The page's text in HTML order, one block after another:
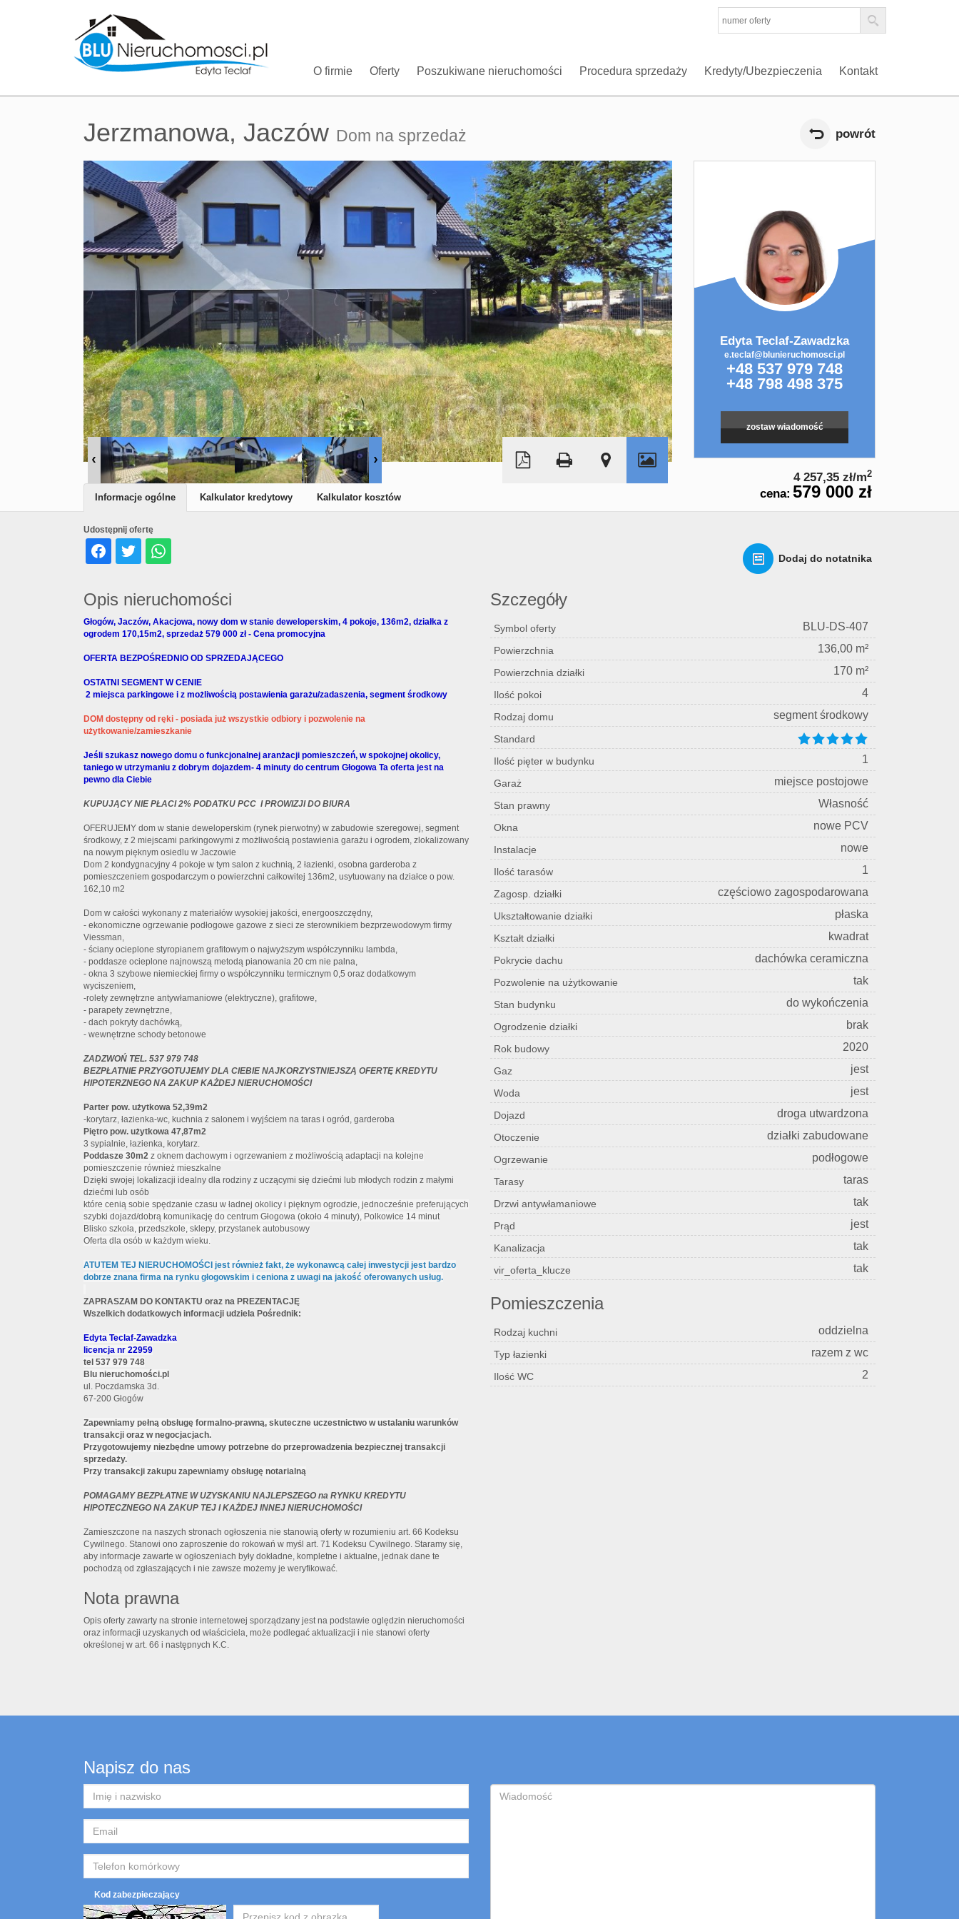
O firmie Oferty Poszukiwane nieruchomości Procedura sprzedaży Kredyty/Ubezpieczenia Kontakt
Jerzmanowa, Jaczów Dom na sprzedaż powrót
Edyta Teclaf-Zawadzka
e.teclaf@blunieruchomosci.pl
+48 537 979 748
+48 798 498 375
zostaw wiadomość
4 257,35 zł/m2
cena: 579 000 zł
Dodaj do notatnika
Udostępnij ofertę
Informacje ogólne Kalkulator kredytowy Kalkulator kosztów
Opis nieruchomości
Głogów, Jaczów, Akacjowa, nowy dom w stanie deweloperskim, 4 pokoje, 136m2, działka z
ogrodem 170,15m2, sprzedaż 579 000 zł - Cena promocyjna
OFERTA BEZPOŚREDNIO OD SPRZEDAJĄCEGO
OSTATNI SEGMENT W CENIE
2 miejsca parkingowe i z możliwością postawienia garażu/zadaszenia, segment środkowy
DOM dostępny od ręki - posiada już wszystkie odbiory i pozwolenie na
użytkowanie/zamieszkanie
Jeśli szukasz nowego domu o funkcjonalnej aranżacji pomieszczeń, w spokojnej okolicy,
taniego w utrzymaniu z dobrym dojazdem- 4 minuty do centrum Głogowa Ta oferta jest na
pewno dla Ciebie
KUPUJĄCY NIE PŁACI 2% PODATKU PCC I PROWIZJI DO BIURA
OFERUJEMY dom w stanie deweloperskim (rynek pierwotny) w zabudowie szeregowej, segment
środkowy, z 2 miejscami parkingowymi z możliwością postawienia garażu i ogrodem, zlokalizowany
na nowym pięknym osiedlu w Jaczowie
Dom 2 kondygnacyjny 4 pokoje w tym salon z kuchnią, 2 łazienki, osobna garderoba z
pomieszczeniem gospodarczym o powierzchni całkowitej 136m2, usytuowany na działce o pow.
162,10 m2
Dom w całości wykonany z materiałów wysokiej jakości, energooszczędny,
- ekonomiczne ogrzewanie podłogowe gazowe z sieci ze sterownikiem bezprzewodowym firmy
Viessman,
- ściany ocieplone styropianem grafitowym o najwyższym współczynniku lambda,
- poddasze ocieplone najnowszą metodą pianowania 20 cm nie palna,
- okna 3 szybowe niemieckiej firmy o współczynniku termicznym 0,5 oraz dodatkowym
wyciszeniem,
-rolety zewnętrzne antywłamaniowe (elektryczne), grafitowe,
- parapety zewnętrzne,
- dach pokryty dachówką,
- wewnętrzne schody betonowe
ZADZWOŃ TEL. 537 979 748
BEZPŁATNIE PRZYGOTUJEMY DLA CIEBIE NAJKORZYSTNIEJSZĄ OFERTĘ KREDYTU
HIPOTERZNEGO NA ZAKUP KAŻDEJ NIERUCHOMOŚCI
Parter pow. użytkowa 52,39m2
-korytarz, łazienka-wc, kuchnia z salonem i wyjściem na taras i ogród, garderoba
Piętro pow. użytkowa 47,87m2
3 sypialnie, łazienka, korytarz.
Poddasze 30m2 z oknem dachowym i ogrzewaniem z możliwością adaptacji na kolejne
pomieszczenie również mieszkalne
Dzięki swojej lokalizacji idealny dla rodziny z uczącymi się dziećmi lub młodych rodzin z małymi
dziećmi lub osób
które cenią sobie spędzanie czasu w ładnej okolicy i pięknym ogrodzie, jednocześnie preferujących
szybki dojazd/dobrą komunikację do centrum Głogowa (około 4 minuty), Polkowice 14 minut
Blisko szkoła, przedszkole, sklepy, przystanek autobusowy
Oferta dla osób w każdym wieku.
ATUTEM TEJ NIERUCHOMOŚCI jest również fakt, że wykonawcą całej inwestycji jest bardzo
dobrze znana firma na rynku głogowskim i ceniona z uwagi na jakość oferowanych usług.
ZAPRASZAM DO KONTAKTU oraz na PREZENTACJĘ
Wszelkich dodatkowych informacji udziela Pośrednik:
Edyta Teclaf-Zawadzka
licencja nr 22959
tel 537 979 748
Blu nieruchomości.pl
ul. Poczdamska 3d.
67-200 Głogów
Zapewniamy pełną obsługę formalno-prawną, skuteczne uczestnictwo w ustalaniu warunków
transakcji oraz w negocjacjach.
Przygotowujemy niezbędne umowy potrzebne do przeprowadzenia bezpiecznej transakcji
sprzedaży.
Przy transakcji zakupu zapewniamy obsługę notarialną
POMAGAMY BEZPŁATNE W UZYSKANIU NAJLEPSZEGO na RYNKU KREDYTU
HIPOTECZNEGO NA ZAKUP TEJ I KAŻDEJ INNEJ NIERUCHOMOŚCI
Zamieszczone na naszych stronach ogłoszenia nie stanowią oferty w rozumieniu art. 66 Kodeksu
Cywilnego. Stanowi ono zaproszenie do rokowań w myśl art. 71 Kodeksu Cywilnego. Staramy się,
aby informacje zawarte w ogłoszeniach były dokładne, kompletne i aktualne, jednak dane te
pochodzą od zgłaszających i nie zawsze możemy je weryfikować.
Nota prawna
Opis oferty zawarty na stronie internetowej sporządzany jest na podstawie oględzin nieruchomości
oraz informacji uzyskanych od właściciela, może podlegać aktualizacji i nie stanowi oferty
określonej w art. 66 i następnych K.C.
Szczegóły
Symbol oferty BLU-DS-407
Powierzchnia 136,00 m²
Powierzchnia działki 170 m²
Ilość pokoi 4
Rodzaj domu segment środkowy
Standard
Ilość pięter w budynku
1
Garaż miejsce postojowe
Stan prawny Własność
Okna nowe PCV
Instalacje nowe
Ilość tarasów 1
Zagosp. działki częściowo zagospodarowana
Ukształtowanie działki płaska
Kształt działki kwadrat
Pokrycie dachu dachówka ceramiczna
Pozwolenie na użytkowanie tak
Stan budynku do wykończenia
Ogrodzenie działki brak
Rok budowy 2020
Gaz jest
Woda jest
Dojazd droga utwardzona
Otoczenie działki zabudowane
Ogrzewanie podłogowe
Tarasy taras
Drzwi antywłamaniowe tak
Prąd jest
Kanalizacja tak
vir_oferta_klucze tak
Pomieszczenia
Rodzaj kuchni oddzielna
Typ łazienki razem z wc
Ilość WC 2
Napisz do nas
Kod zabezpieczający